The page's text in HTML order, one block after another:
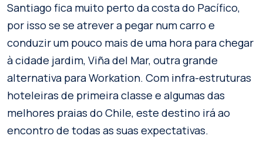
Santiago fica muito perto da costa do Pacífico,
por isso se se atrever a pegar num carro e
conduzir um pouco mais de uma hora para chegar
à cidade jardim, Viña del Mar, outra grande
alternativa para Workation. Com infra-estruturas
hoteleiras de primeira classe e algumas das
melhores praias do Chile, este destino irá ao
encontro de todas as suas expectativas.